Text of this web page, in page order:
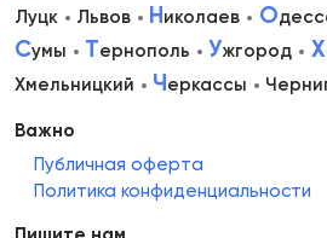
Луцк
Львов Николаев О
Сумы Тернополь Ужгород Х
Хмельницкий
Черкассы
Важно
Публичная оферта
Политика конфиденциальности